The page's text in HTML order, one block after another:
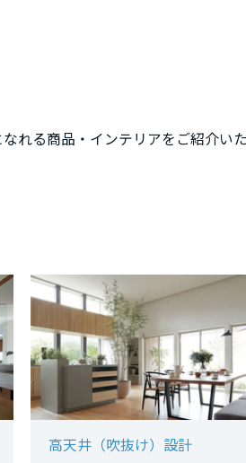
れる商品・インテリアをご紹介い
高天井（吹抜け）設計